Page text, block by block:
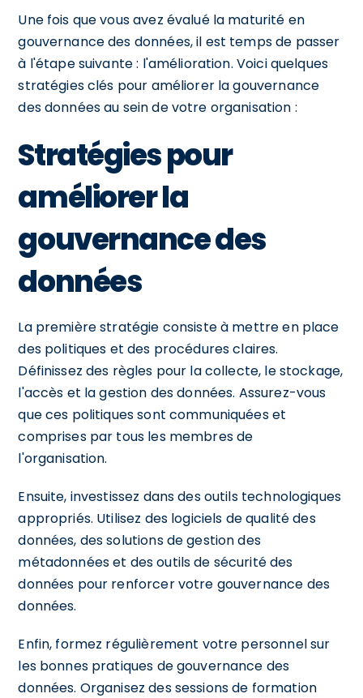
Une fois que vous avez évalué la maturité en
gouvernance des données, il est temps de passer
à l'étape suivante : l'amélioration. Voici quelques
stratégies clés pour améliorer la gouvernance
des données au sein de votre organisation :
Stratégies pour
améliorer la
gouvernance des
données
La première stratégie consiste à mettre en place
des politiques et des procédures claires.
Définissez des règles pour la collecte, le stockage,
l'accès et la gestion des données. Assurez-vous
que ces politiques sont communiquées et
comprises par tous les membres de
l'organisation.
Ensuite, investissez dans des outils technologiques
appropriés. Utilisez des logiciels de qualité des
données, des solutions de gestion des
métadonnées et des outils de sécurité des
données pour renforcer votre gouvernance des
données.
Enfin, formez régulièrement votre personnel sur
les bonnes pratiques de gouvernance des
données. Organisez des sessions de formation